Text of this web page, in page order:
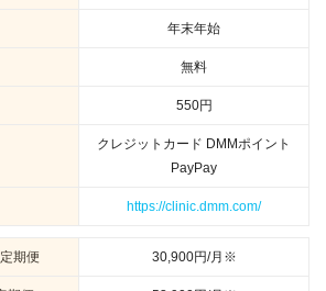
年末年始
無料
550円
クレジットカード DMMポイント
PayPay
https://clinic.dmm.com/
期便 30,900円/月※